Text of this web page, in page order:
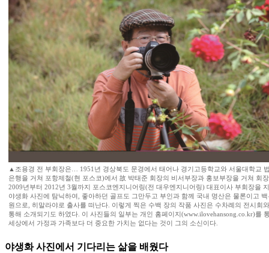
▲조용경 전 부회장은… 1951년 경상북도 문경에서 태어나 경기고등학교와 서울대학교
은행을 거쳐 포항제철(현 포스코)에서 故 박태준 회장의 비서부장과 홍보부장을 거쳐 회
2009년부터 2012년 3월까지 포스코엔지니어링(전 대우엔지니어링) 대표이사 부회장을
야생화 사진에 탐닉하여, 좋아하던 골프도 그만두고 부인과 함께 국내 명산은 물론이고
원으로, 히말라야로 출사를 떠난다. 이렇게 찍은 수백 장의 작품 사진은 수차례의 전시회
통해 소개되기도 하였다. 이 사진들의 일부는 개인 홈페이지(www.ilovehansong.co.kr)를
세상에서 가정과 가족보다 더 중요한 가치는 없다는 것이 그의 소신이다.
야생화 사진에서 기다리는 삶을 배웠다